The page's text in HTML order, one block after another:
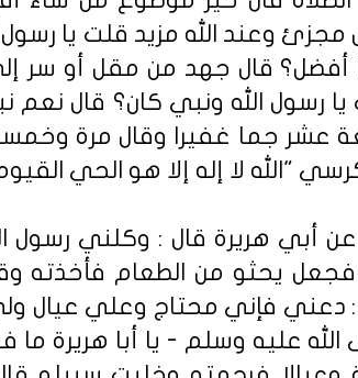
وعند الله مزيد قلت يا
أفضل؟ قال جهد من مقل أو سر
يا رسول الله ونبي كان؟ قال
عشر جما غفيرا وقال مرة
"الله لا إله إلا هو الحي
عن أبي هريرة قال : وكلني رسول
فجعل يحثو من الطعام فأخذته
دعني فإني محتاج وعلي عيال
عليه وسلم - يا أبا هريرة ما